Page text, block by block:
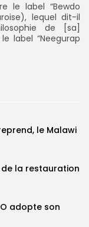
le label “Bewdo
lequel dit-il
de [sa]
label “Neegurap
le Malawi
la restauration
adopte son